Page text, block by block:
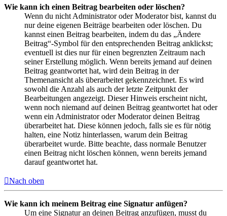
Wie kann ich einen Beitrag bearbeiten oder löschen?
Wenn du nicht Administrator oder Moderator bist, kannst du
nur deine eigenen Beiträge bearbeiten oder löschen. Du
kannst einen Beitrag bearbeiten, indem du das „Ändere
Beitrag“-Symbol für den entsprechenden Beitrag anklickst;
eventuell ist dies nur für einen begrenzten Zeitraum nach
seiner Erstellung möglich. Wenn bereits jemand auf deinen
Beitrag geantwortet hat, wird dein Beitrag in der
Themenansicht als überarbeitet gekennzeichnet. Es wird
sowohl die Anzahl als auch der letzte Zeitpunkt der
Bearbeitungen angezeigt. Dieser Hinweis erscheint nicht,
wenn noch niemand auf deinen Beitrag geantwortet hat oder
wenn ein Administrator oder Moderator deinen Beitrag
überarbeitet hat. Diese können jedoch, falls sie es für nötig
halten, eine Notiz hinterlassen, warum dein Beitrag
überarbeitet wurde. Bitte beachte, dass normale Benutzer
einen Beitrag nicht löschen können, wenn bereits jemand
darauf geantwortet hat.
Nach oben
Wie kann ich meinem Beitrag eine Signatur anfügen?
Um eine Signatur an deinen Beitrag anzufügen, musst du